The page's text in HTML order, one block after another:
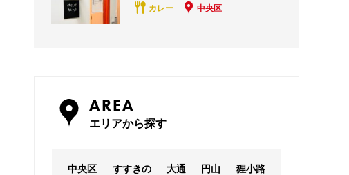
カレー 中央区
AREA
エリアから探す
中央区 すすきの 大通 円山
狸小路